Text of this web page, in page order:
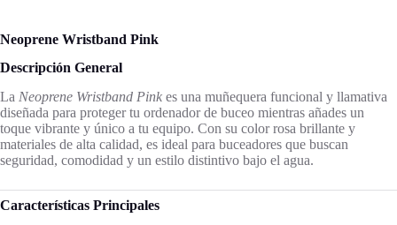
Neoprene Wristband Pink
Descripción General
La Neoprene Wristband Pink es una muñequera funcional y llamativa
diseñada para proteger tu ordenador de buceo mientras añades un
toque vibrante y único a tu equipo. Con su color rosa brillante y
materiales de alta calidad, es ideal para buceadores que buscan
seguridad, comodidad y un estilo distintivo bajo el agua.
Características Principales